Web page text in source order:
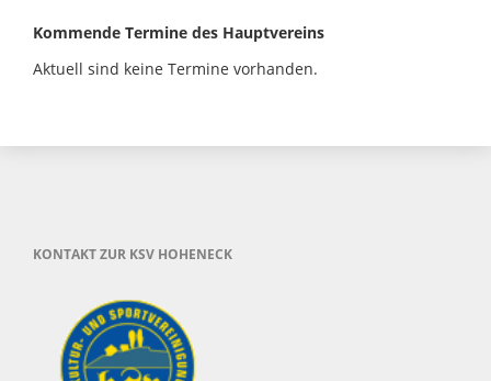
Kommende Termine des Hauptvereins
Aktuell sind keine Termine vorhanden.
KONTAKT ZUR KSV HOHENECK